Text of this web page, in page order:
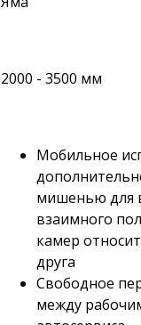
2000 - 3500 мм
Мобильное
мишенью для
взаимного
камер
друга
Свободное
между